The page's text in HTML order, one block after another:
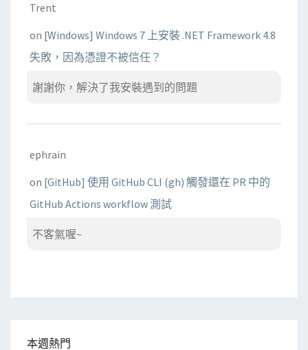
Trent
on [Windows] Windows 7 上安裝 .NET Framework 4.8
失敗，因為憑證不被信任？
謝謝你，解決了我安裝遇到的問題
ephrain
on [GitHub] 使用 GitHub CLI (gh) 觸發還在 PR 中的
GitHub Actions workflow 測試
不客氣喔~
本週熱門